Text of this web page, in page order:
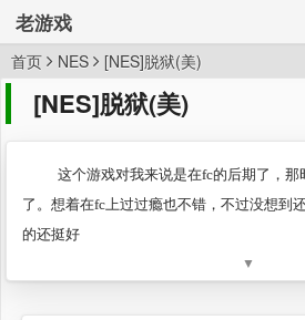
老游戏
首页 NES [NES]脱狱(美)
[NES]脱狱(美)
这个游戏对我来说是在fc的后期了，那
了。想着在fc上过过瘾也不错，不过没想到
的还挺好
▼